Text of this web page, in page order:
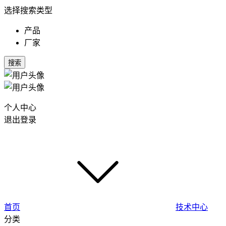
选择搜索类型
产品
厂家
搜索
个人中心
退出登录
首页
技术中心
分类